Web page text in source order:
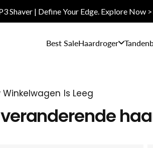
Shaver | Define Your Edge. Explore Now
Best SaleHaardroger
Winkelwagen Is Leeg